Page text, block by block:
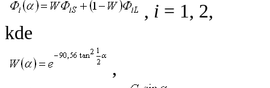
, i = 1, 2,
kde
,